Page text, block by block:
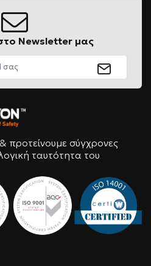
Newsletter μας
προτείνουμε σύγχρονες
ταυτότητα του